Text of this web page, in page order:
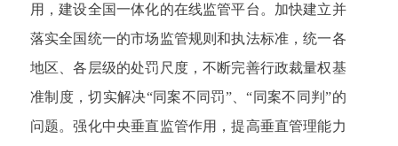
用，建设全国一体化的在线监管平台。加快建立并
落实全国统一的市场监管规则和执法标准，统一各
地区、各层级的处罚尺度，不断完善行政裁量权基
准制度，切实解决“同案不同罚”、“同案不同判”的
问题。强化中央垂直监管作用，提高垂直管理能力